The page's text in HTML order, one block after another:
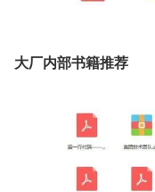
大厂内部书籍推荐